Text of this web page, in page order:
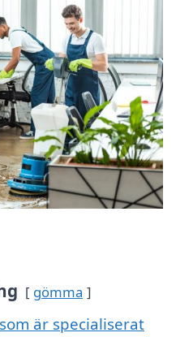
gömma
är specialiserat